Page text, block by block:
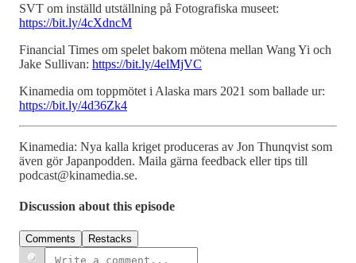
SVT om inställd utställning på Fotografiska museet:
https://bit.ly/4cXdncM
Financial Times om spelet bakom mötena mellan Wang Yi och
Jake Sullivan: https://bit.ly/4elMjVC
Kinamedia om toppmötet i Alaska mars 2021 som ballade ur:
https://bit.ly/4d36Zk4
Kinamedia: Nya kalla kriget produceras av Jon Thunqvist som
även gör Japanpodden. Maila gärna feedback eller tips till
podcast@kinamedia.se.
Discussion about this episode
Comments Restacks